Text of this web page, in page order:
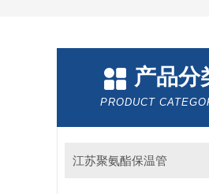
产品分
PRODUCT
江苏聚氨酯保温管